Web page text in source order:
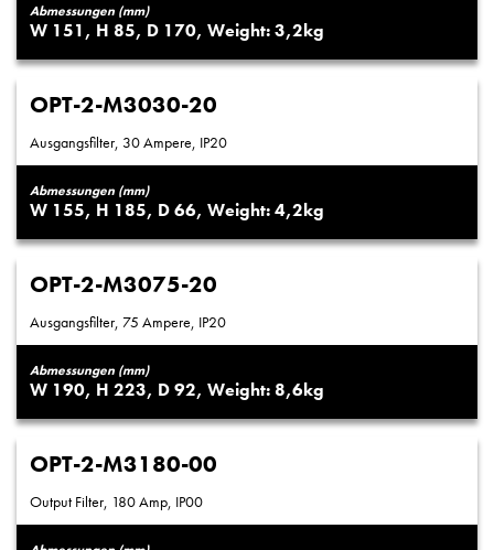
Abmessungen (mm)
151 85 170 3,2
OPT-2-M3030-20
Ausgangsfilter, 30 Ampere, IP20
Abmessungen (mm)
155 185 66 4,2
OPT-2-M3075-20
Ausgangsfilter, 75 Ampere, IP20
Abmessungen (mm)
190 223 92 8,6
OPT-2-M3180-00
Output Filter, 180 Amp, IP00